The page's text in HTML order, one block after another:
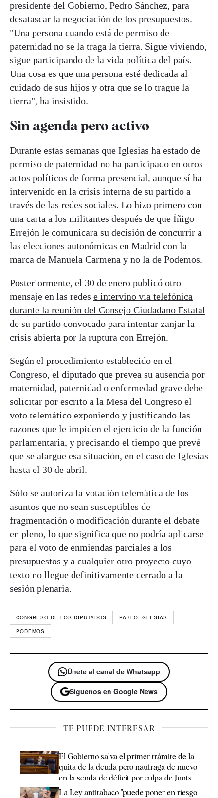
presidente del Gobierno, Pedro Sánchez, para
desatascar la negociación de los presupuestos.
"Una persona cuando está de permiso de
paternidad no se la traga la tierra. Sigue viviendo,
sigue participando de la vida política del país.
Una cosa es que una persona esté dedicada al
cuidado de sus hijos y otra que se lo trague la
tierra", ha insistido.
Sin agenda pero activo
Durante estas semanas que Iglesias ha estado de
permiso de paternidad no ha participado en otros
actos políticos de forma presencial, aunque sí ha
intervenido en la crisis interna de su partido a
través de las redes sociales. Lo hizo primero con
una carta a los militantes después de que Íñigo
Errejón le comunicara su decisión de concurrir a
las elecciones autonómicas en Madrid con la
marca de Manuela Carmena y no la de Podemos.
Posteriormente, el 30 de enero publicó otro
mensaje en las redes e intervino vía telefónica
durante la reunión del Consejo Ciudadano Estatal
de su partido convocado para intentar zanjar la
crisis abierta por la ruptura con Errejón.
Según el procedimiento establecido en el
Congreso, el diputado que prevea su ausencia por
maternidad, paternidad o enfermedad grave debe
solicitar por escrito a la Mesa del Congreso el
voto telemático exponiendo y justificando las
razones que le impiden el ejercicio de la función
parlamentaria, y precisando el tiempo que prevé
que se alargue esa situación, en el caso de Iglesias
hasta el 30 de abril.
Sólo se autoriza la votación telemática de los
asuntos que no sean susceptibles de
fragmentación o modificación durante el debate
en pleno, lo que significa que no podría aplicarse
para el voto de enmiendas parciales a los
presupuestos y a cualquier otro proyecto cuyo
texto no llegue definitivamente cerrado a la
sesión plenaria.
CONGRESO DE LOS DIPUTADOS
PABLO IGLESIAS
PODEMOS
Únete al canal de Whatsapp
Síguenos en Google News
TE PUEDE INTERESAR
El Gobierno salva el primer trámite de la
quita de la deuda pero naufraga de nuevo
en la senda de déficit por culpa de Junts
La Ley antitabaco "puede poner en riesgo